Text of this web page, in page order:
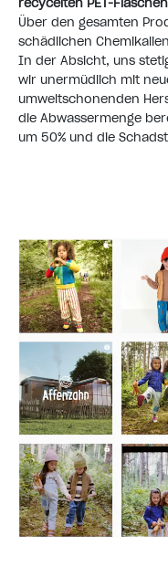
Über den gesamten
schädlichen
In der Absicht, uns
wir unermüdlich mit
umweltschonenden
die Abwassermenge
um 50% und die